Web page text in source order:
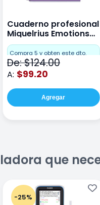
Cuaderno profesional
Miquelrius Emotions
raya 80 hojas Purpura
Compra 5 y obten este dto.
De: $124.00
A: $99.20
Agregar
que
-25%